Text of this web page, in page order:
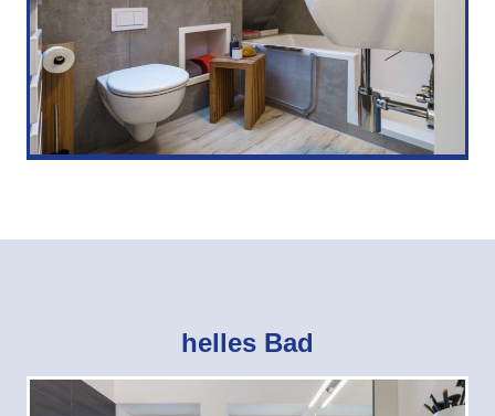
helles Bad